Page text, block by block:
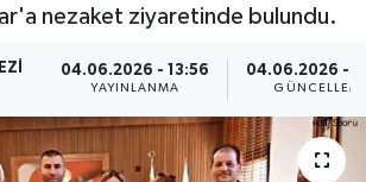
nezaket ziyaretinde bulundu.
04.06.2026 - 13:56
YAYINLANMA
04.06.2026 -